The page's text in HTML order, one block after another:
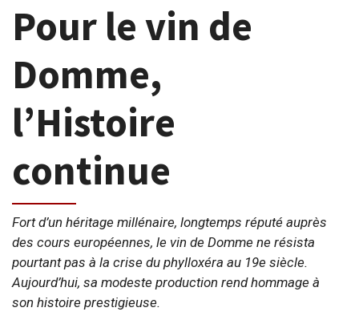
Pour le vin de
Domme,
l’Histoire
continue
Fort d’un héritage millénaire, longtemps réputé auprès
des cours européennes, le vin de Domme ne résista
pourtant pas à la crise du phylloxéra au 19e siècle.
Aujourd’hui, sa modeste production rend hommage à
son histoire prestigieuse.